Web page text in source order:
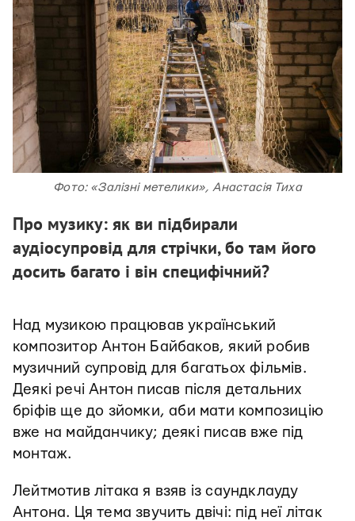
Фото: «Залізні метелики», Анастасія Тиха
Про музику: як ви підбирали
аудіосупровід для стрічки, бо там його
досить багато і він специфічний?
Над музикою працював український
композитор Антон Байбаков, який робив
музичний супровід для багатьох фільмів.
Деякі речі Антон писав після детальних
бріфів ще до зйомки, аби мати композицію
вже на майданчику; деякі писав вже під
монтаж.
Лейтмотив літака я взяв із саундклауду
Антона. Ця тема звучить двічі: під неї літак